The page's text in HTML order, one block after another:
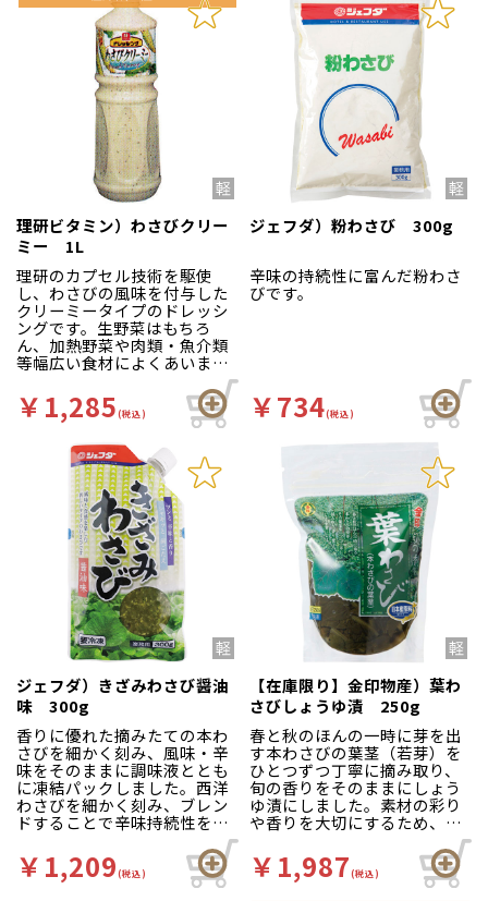
理研ビタミン）わさびクリー
ミー 1L
理研のカプセル技術を駆使
し、わさびの風味を付与した
クリーミータイプのドレッシ
ングです。生野菜はもちろ
ん、加熱野菜や肉類・魚介類
等幅広い食材によくあいま
￥1,285(税込)
ジェフダ）粉わさび 300g
辛味の持続性に富んだ粉わさ
びです。
￥734(税込)
ジェフダ）きざみわさび醤油
味 300g
香りに優れた摘みたての本わ
さびを細かく刻み、風味・辛
味をそのままに調味液ととも
に凍結パックしました。西洋
わさびを細かく刻み、ブレン
ドすることで辛味持続性を高
￥1,209(税込)
【在庫限り】金印物産）葉わ
さびしょうゆ漬 250g
春と秋のほんの一時に芽を出
す本わさびの葉茎（若芽）を
ひとつずつ丁寧に摘み取り、
旬の香りをそのままにしょう
ゆ漬にしました。素材の彩り
や香りを大切にするため、薄
口醤油を使用し、色鮮やかに
仕上げています。解凍だけ
で、本わさびの清々しい香り
と ツーンと鼻に抜ける辛味を
￥1,987(税込)